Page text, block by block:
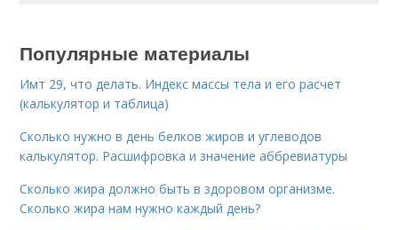
Популярные материалы
Имт 29, что делать. Индекс массы тела и его расчет
(калькулятор и таблица)
Сколько нужно в день белков жиров и углеводов
калькулятор. Расшифровка и значение аббревиатуры
Сколько жира должно быть в здоровом организме.
Сколько жира нам нужно каждый день?